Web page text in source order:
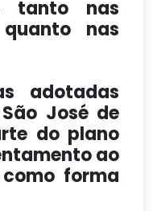
tanto nas
nas
adotadas
José de
do plano
ao
forma